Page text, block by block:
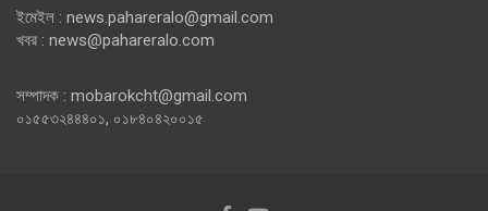
ইমেইল : news.pahareralo@gmail.com
খবর : news@pahareralo.com
সম্পাদক : mobarokcht@gmail.com
০১৫৫৩২৪৪৪০১, ০১৮৪০৪২০০১৫